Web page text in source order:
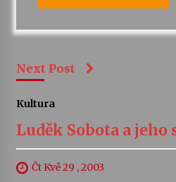
Next Post
Kultura
Luděk Sobota a jeho
Čt Kvě 29 , 2003